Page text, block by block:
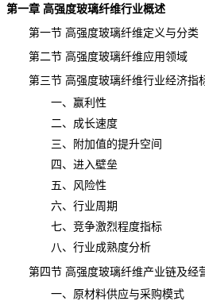
第一章 高强度玻璃纤维行业概述
第一节 高强度玻璃纤维定义与分类
第二节 高强度玻璃纤维应用领域
第三节 高强度玻璃纤维行业经济指
一、赢利性
二、成长速度
三、附加值的提升空间
四、进入壁垒
五、风险性
六、行业周期
七、竞争激烈程度指标
八、行业成熟度分析
第四节 高强度玻璃纤维产业链及经
一、原材料供应与采购模式